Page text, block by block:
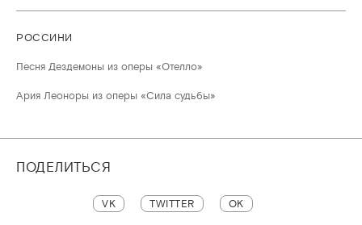
РОССИНИ
Песня Дездемоны из оперы «Отелло»
Ария Леоноры из оперы «Сила судьбы»
ПОДЕЛИТЬСЯ
VK TWITTER OK